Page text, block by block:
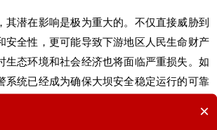
其潜在影响是极为重大的。不仅直接威胁到
安全性，更可能导致下游地区人民生命财产
生态环境和社会经济也将面临严重损失。如
系统已经成为确保大坝安全稳定运行的可靠
×